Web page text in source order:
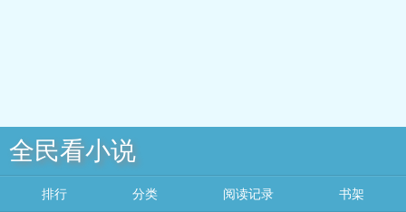
全民看小说
排行 分类 阅读记录 书架